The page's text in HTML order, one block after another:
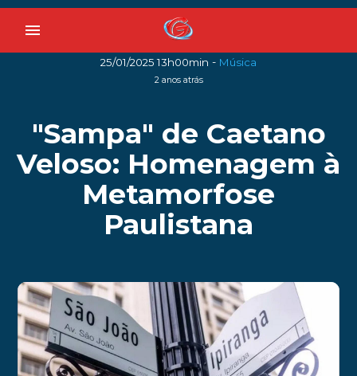
menu
25/01/2025 13h00min - Música
2 anos atrás
"Sampa" de Caetano
Veloso: Homenagem à
Metamorfose
Paulistana